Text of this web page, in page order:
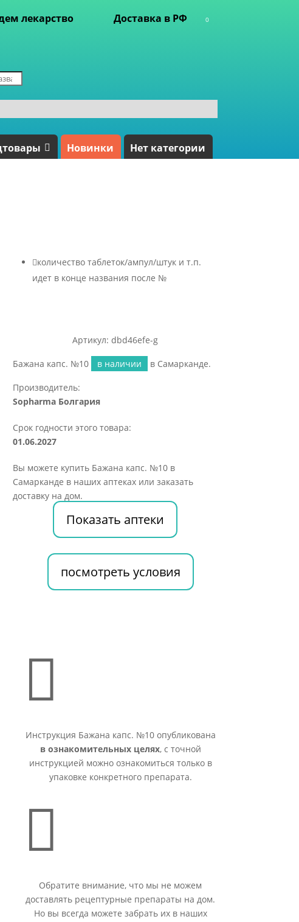
лекарство Доставка в РФ 0
Новинки Нет категории
количество таблеток/ампул/штук и т.п.
идет в конце названия после №
Артикул: dbd46efe-g
Бажана капс. №10 в наличии в Самарканде.
Производитель:
Sopharma Болгария
Срок годности этого товара:
01.06.2027
Вы можете купить Бажана капс. №10 в
Самарканде в наших аптеках или заказать
доставку на дом.
Показать аптеки
посмотреть условия

Инструкция Бажана капс. №10 опубликована
в ознакомительных целях, с точной
инструкцией можно ознакомиться только в
упаковке конкретного препарата.

Обратите внимание, что мы не можем
доставлять рецептурные препараты на дом.
Но вы всегда можете забрать их в наших